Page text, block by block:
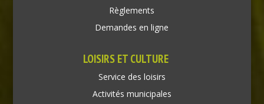
Règlements
Demandes en ligne
LOISIRS ET CULTURE
Service des loisirs
Activités municipales